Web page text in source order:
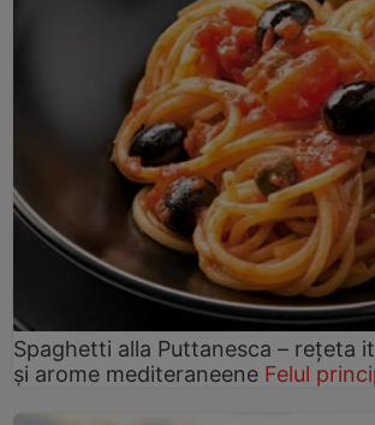
Spaghetti alla Puttanesca – rețeta
și arome mediteraneene Felul